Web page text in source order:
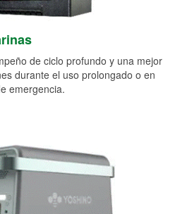
de ciclo profundo y una mejor
durante el uso prolongado o en
emergencia.